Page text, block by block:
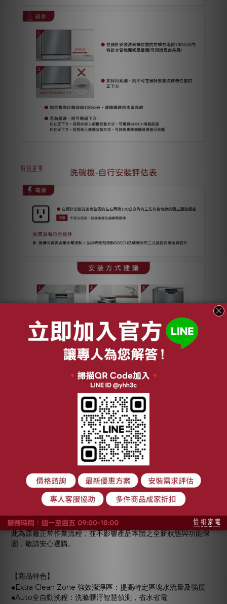
| BOSCH 洗碗機免費專人到府評估 |
| BOSCH 90天滿意保證活動，不淨則退！ |
| 怡和家電自有工班 新竹以北今天下單三個工作天內完成安裝 |
👯本賣場商品【可選擇】是否安裝！且皆可登錄官方90天保證活
🔍 關於洗碗機包裝完整性說明：
為配合原廠作業流程，部分洗碗機商品在出廠時，會將零配件直
接放置於機體包裝內。
為完成此流程，原廠需割開包裝側邊的塑膠保護膜進行放置，因
此部分商品外箱可能會出現被割開後重新封裝的情形。
會貼回，視出廠時作業情況而定。
此為原廠正常作業流程，並不影響產品本體之全新狀態與功能保
固，敬請安心選購。
【商品特色】
◆Extra Clean Zone 強效潔淨區：提高特定區塊水流量及強度
◆Auto全自動洗程：洗滌髒汙智慧偵測，省水省電